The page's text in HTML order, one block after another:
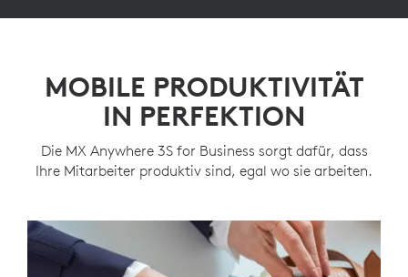
MOBILE PRODUKTIVITÄT
IN PERFEKTION
Die MX Anywhere 3S for Business sorgt dafür, dass
Ihre Mitarbeiter produktiv sind, egal wo sie arbeiten.